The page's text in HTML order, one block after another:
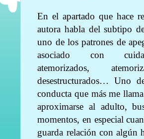
En el apartado que hace
autora habla del subtipo
uno de los patrones de
asociado con
atemorizados,
desestructurados… Uno
conducta que más me
aproximarse al adulto,
momentos, en especial
guarda relación con algún